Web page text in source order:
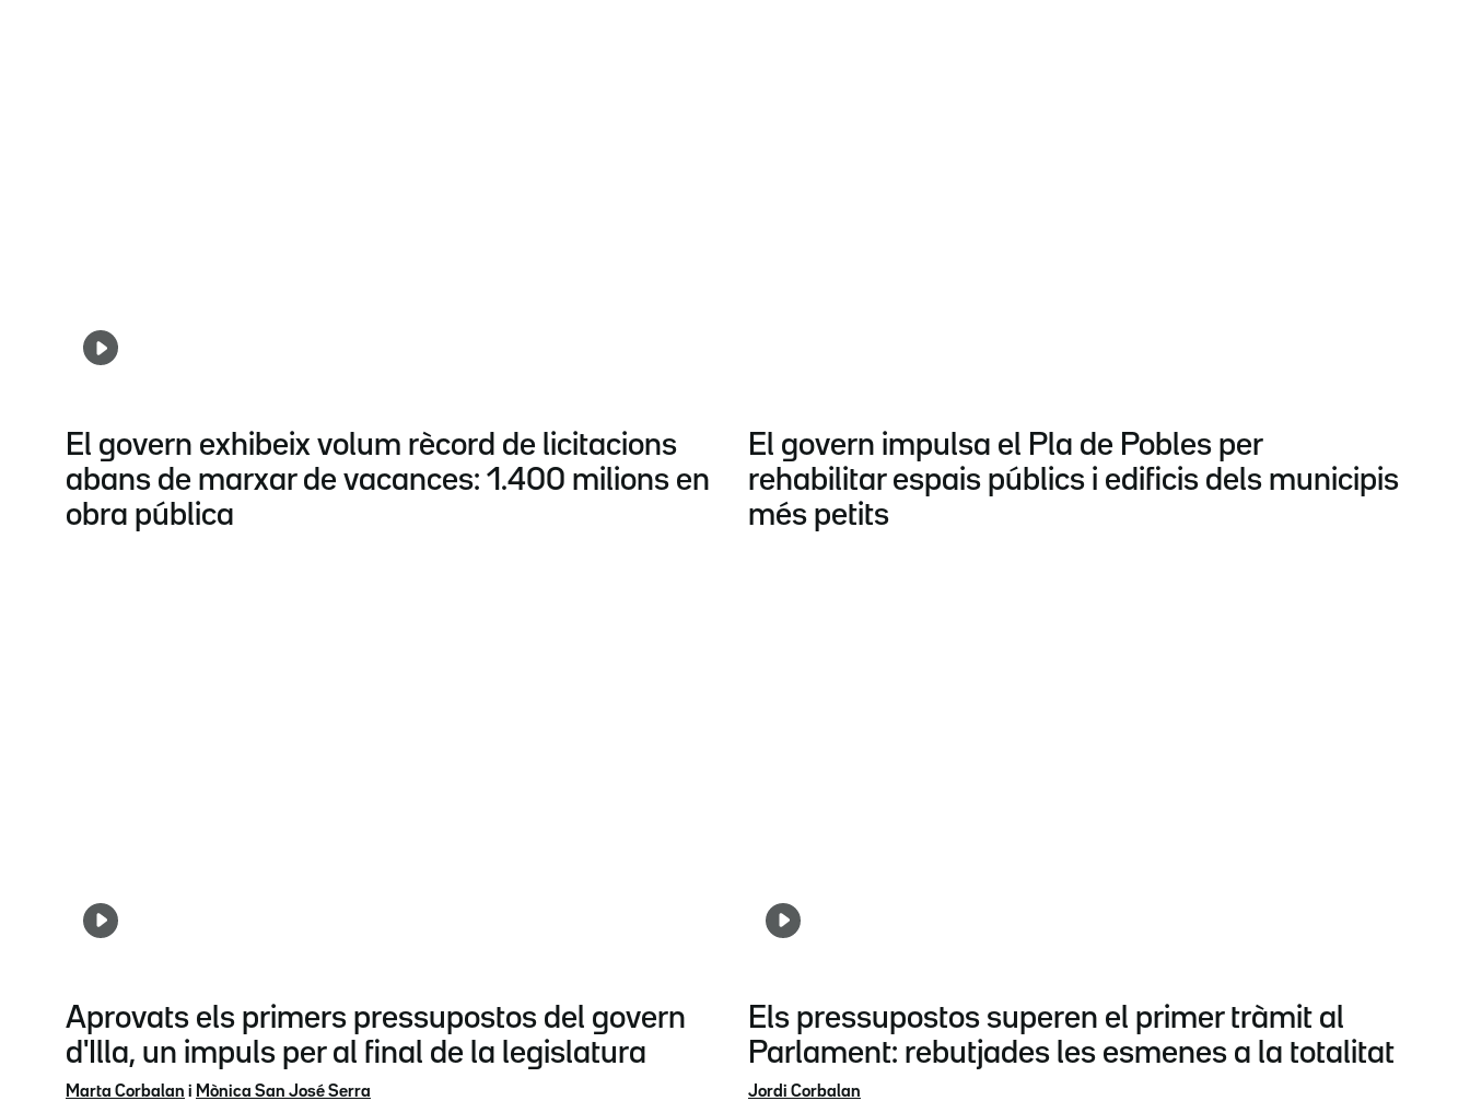
El govern exhibeix volum rècord de licitacions
abans de marxar de vacances: 1.400 milions en
obra pública
El govern impulsa el Pla de Pobles per
rehabilitar espais públics i edificis dels municipis
més petits
Aprovats els primers pressupostos del govern
d'Illa, un impuls per al final de la legislatura
Marta Corbalan i Mònica San José Serra
Els pressupostos superen el primer tràmit al
Parlament: rebutjades les esmenes a la totalitat
Jordi Corbalan